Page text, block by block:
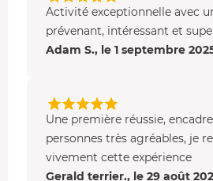
Activité exceptionnelle avec
prévenant, intéressant et
Adam S., le 1 septembre
Une première réussie,
personnes très agréables, je
vivement cette expérience
Gerald terrier., le 29 août